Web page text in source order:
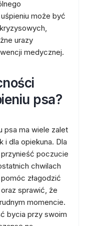
może być
urazy
medycznej.
psa?
psa ma wiele zalet
i dla opiekuna. Dla
poczucie
chwilach
złagodzić
sprawić, że
momencie.
bycia przy swoim